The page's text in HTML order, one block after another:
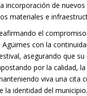
incorporación de
materiales e
el
con la
asegurando que su
por la calidad,
viva una cita
la identidad del municipio.